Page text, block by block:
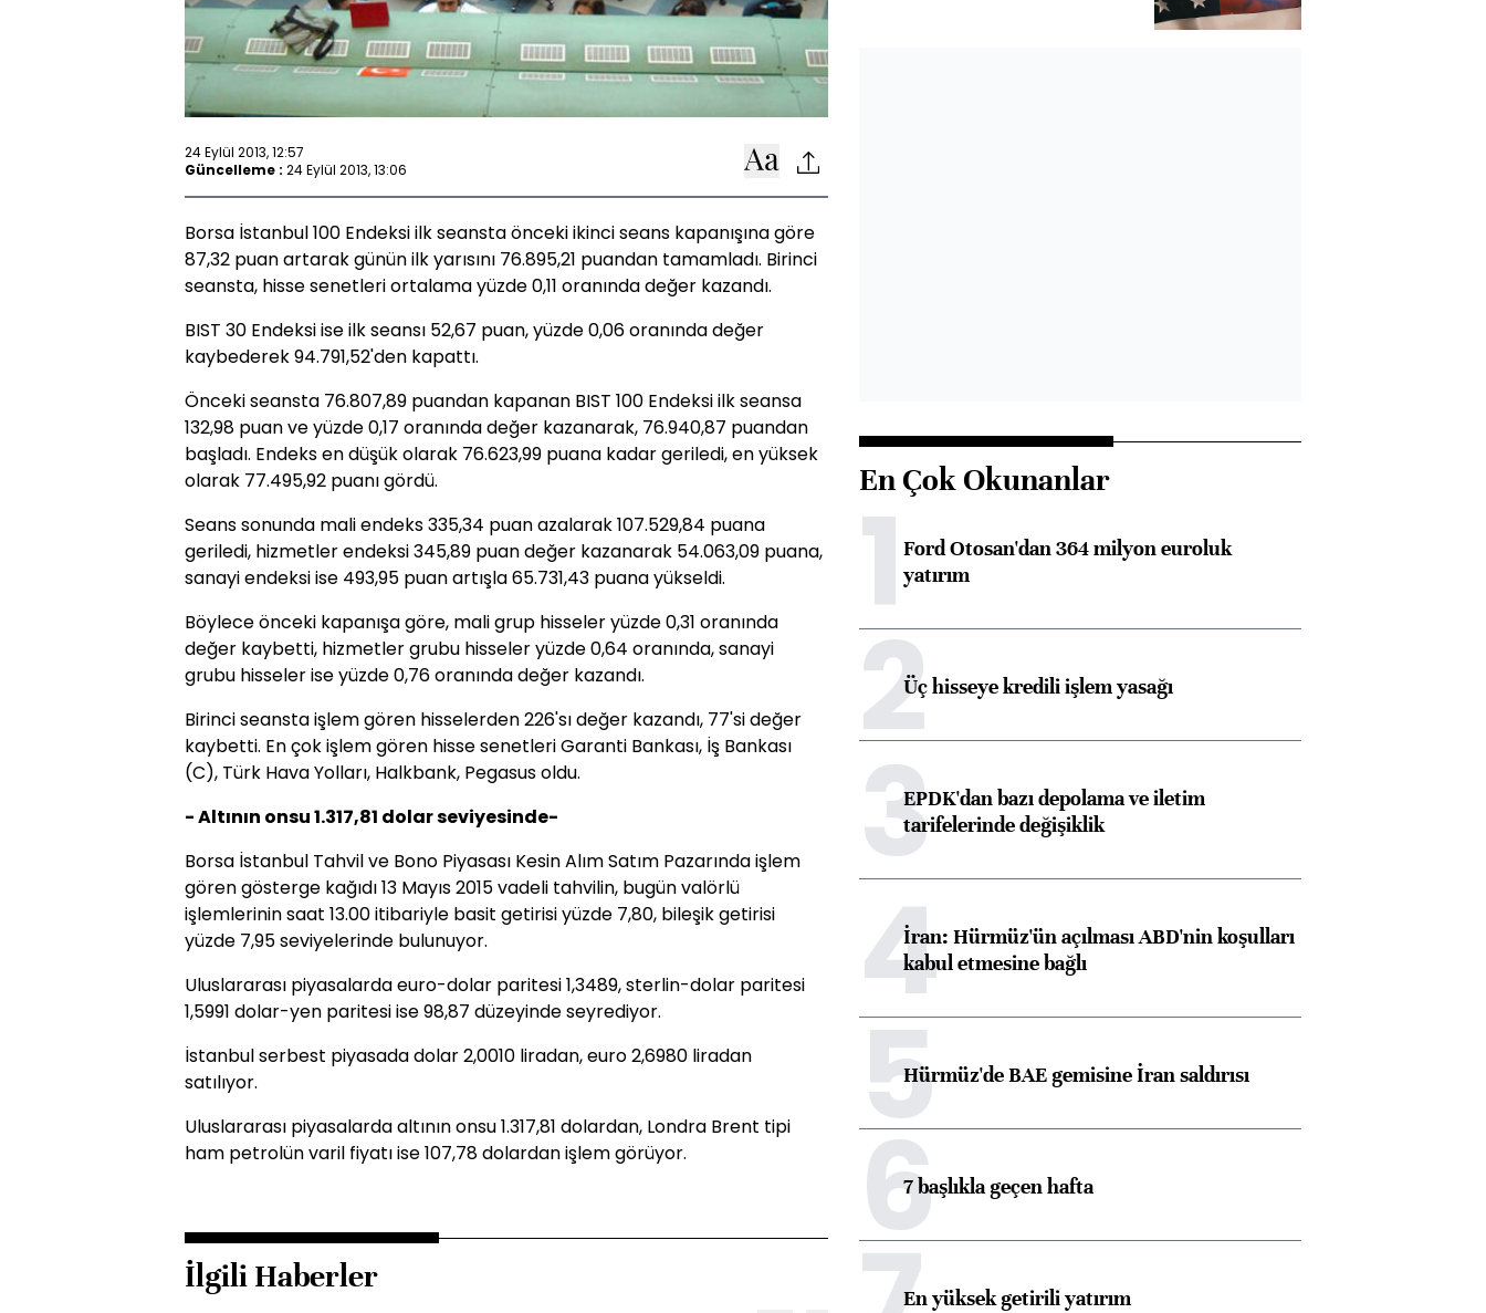
24 Eylül 2013, 12:57
Güncelleme : 24 Eylül 2013, 13:06
Borsa İstanbul 100 Endeksi ilk seansta önceki ikinci seans kapanışına göre
87,32 puan artarak günün ilk yarısını 76.895,21 puandan tamamladı. Birinci
seansta, hisse senetleri ortalama yüzde 0,11 oranında değer kazandı.
BIST 30 Endeksi ise ilk seansı 52,67 puan, yüzde 0,06 oranında değer
kaybederek 94.791,52'den kapattı.
Önceki seansta 76.807,89 puandan kapanan BIST 100 Endeksi ilk seansa
132,98 puan ve yüzde 0,17 oranında değer kazanarak, 76.940,87 puandan
başladı. Endeks en düşük olarak 76.623,99 puana kadar geriledi, en yüksek
olarak 77.495,92 puanı gördü.
Seans sonunda mali endeks 335,34 puan azalarak 107.529,84 puana
geriledi, hizmetler endeksi 345,89 puan değer kazanarak 54.063,09 puana,
sanayi endeksi ise 493,95 puan artışla 65.731,43 puana yükseldi.
Böylece önceki kapanışa göre, mali grup hisseler yüzde 0,31 oranında
değer kaybetti, hizmetler grubu hisseler yüzde 0,64 oranında, sanayi
grubu hisseler ise yüzde 0,76 oranında değer kazandı.
Birinci seansta işlem gören hisselerden 226'sı değer kazandı, 77'si değer
kaybetti. En çok işlem gören hisse senetleri Garanti Bankası, İş Bankası
(C), Türk Hava Yolları, Halkbank, Pegasus oldu.
- Altının onsu 1.317,81 dolar seviyesinde-
Borsa İstanbul Tahvil ve Bono Piyasası Kesin Alım Satım Pazarında işlem
gören gösterge kağıdı 13 Mayıs 2015 vadeli tahvilin, bugün valörlü
işlemlerinin saat 13.00 itibariyle basit getirisi yüzde 7,80, bileşik getirisi
yüzde 7,95 seviyelerinde bulunuyor.
Uluslararası piyasalarda euro-dolar paritesi 1,3489, sterlin-dolar paritesi
1,5991 dolar-yen paritesi ise 98,87 düzeyinde seyrediyor.
İstanbul serbest piyasada dolar 2,0010 liradan, euro 2,6980 liradan
satılıyor.
Uluslararası piyasalarda altının onsu 1.317,81 dolardan, Londra Brent tipi
ham petrolün varil fiyatı ise 107,78 dolardan işlem görüyor.
İlgili Haberler
En Çok Okunanlar
1Ford Otosan'dan 364 milyon euroluk
yatırım
2Üç hisseye kredili işlem yasağı
3EPDK'dan bazı depolama ve iletim
tarifelerinde değişiklik
4İran: Hürmüz'ün açılması ABD'nin koşulları
kabul etmesine bağlı
5Hürmüz'de BAE gemisine İran saldırısı
67 başlıkla geçen hafta
En yüksek getirili yatırım